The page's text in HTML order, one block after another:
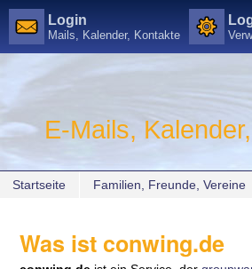
Login
Mails, Kalender, Kontakte
zum
|
Direkt
zur
Navigation
E-Mails,
Startseite Familien, Freunde, Vereine
Was ist conwing.de